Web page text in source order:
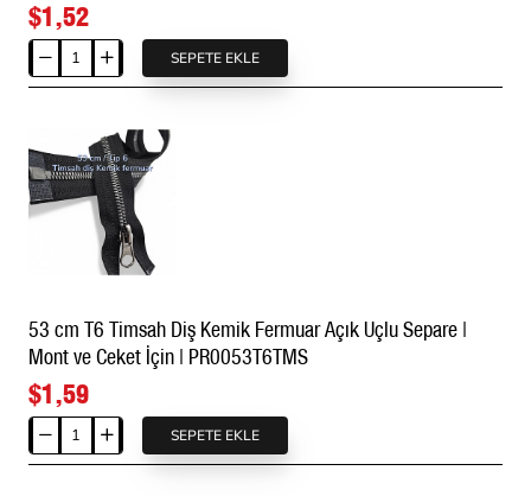
Ceket
İçin
|
$1,52
51
cm
Timsah
Diş
Kemik
Fermuar
|
Mont
ve
Ceket
İçin
|
SEPETE EKLE
53 cm T6 Timsah Diş Kemik Fermuar Açık Uçlu Separe |
Mont ve Ceket İçin | PR0053T6TMS
$1,59
53
cm
SEPETE EKLE